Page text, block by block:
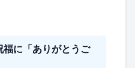
に「ありがとうご